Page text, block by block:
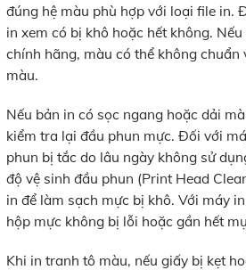
đúng hệ màu phù hợp với loại file in.
in xem có bị khô hoặc hết không.
chính hãng, màu có thể không chuẩn
màu.
Nếu bản in có sọc ngang hoặc dải
kiểm tra lại đầu phun mực. Đối với
phun bị tắc do lâu ngày không sử
độ vệ sinh đầu phun (Print Head
in để làm sạch mực bị khô. Với máy
hộp mực không bị lỗi hoặc gần hết
Khi in tranh tô màu, nếu giấy bị kẹt